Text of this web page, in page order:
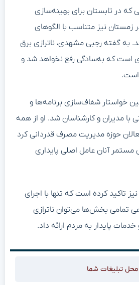
که در تابستان برای بهینه‌سازی
زمستان نیز متناسب با الگوهای
به گفته رجبی مشهدی، ناترازی برق
است که به‌سادگی رفع نخواهد شد و
است.
خواستار شفاف‌سازی برنامه‌ها و
با مدیران و کارشناسان شد. او از همه
فعالان حوزه مدیریت مصرف قدردانی کرد
آنان عامل اصلی پایداری
تاکید کرده است که تنها با اجرای
تمامی بخش‌ها می‌توان ناترازی
پایدار به مردم ارائه داد.
محل تبلیغات شما